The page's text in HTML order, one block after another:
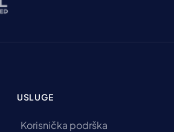
USLUGE
Korisnička podrška